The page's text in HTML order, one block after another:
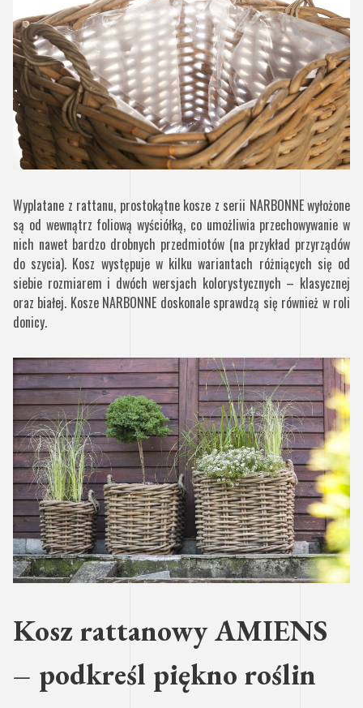
Wyplatane z rattanu, prostokątne kosze z serii NARBONNE wyłożone
są od wewnątrz foliową wyściółką, co umożliwia przechowywanie w
nich nawet bardzo drobnych przedmiotów (na przykład przyrządów
do szycia). Kosz występuje w kilku wariantach różniących się od
siebie rozmiarem i dwóch wersjach kolorystycznych – klasycznej
oraz białej. Kosze NARBONNE doskonale sprawdzą się również w roli
donicy.
Kosz rattanowy AMIENS
– podkreśl piękno roślin